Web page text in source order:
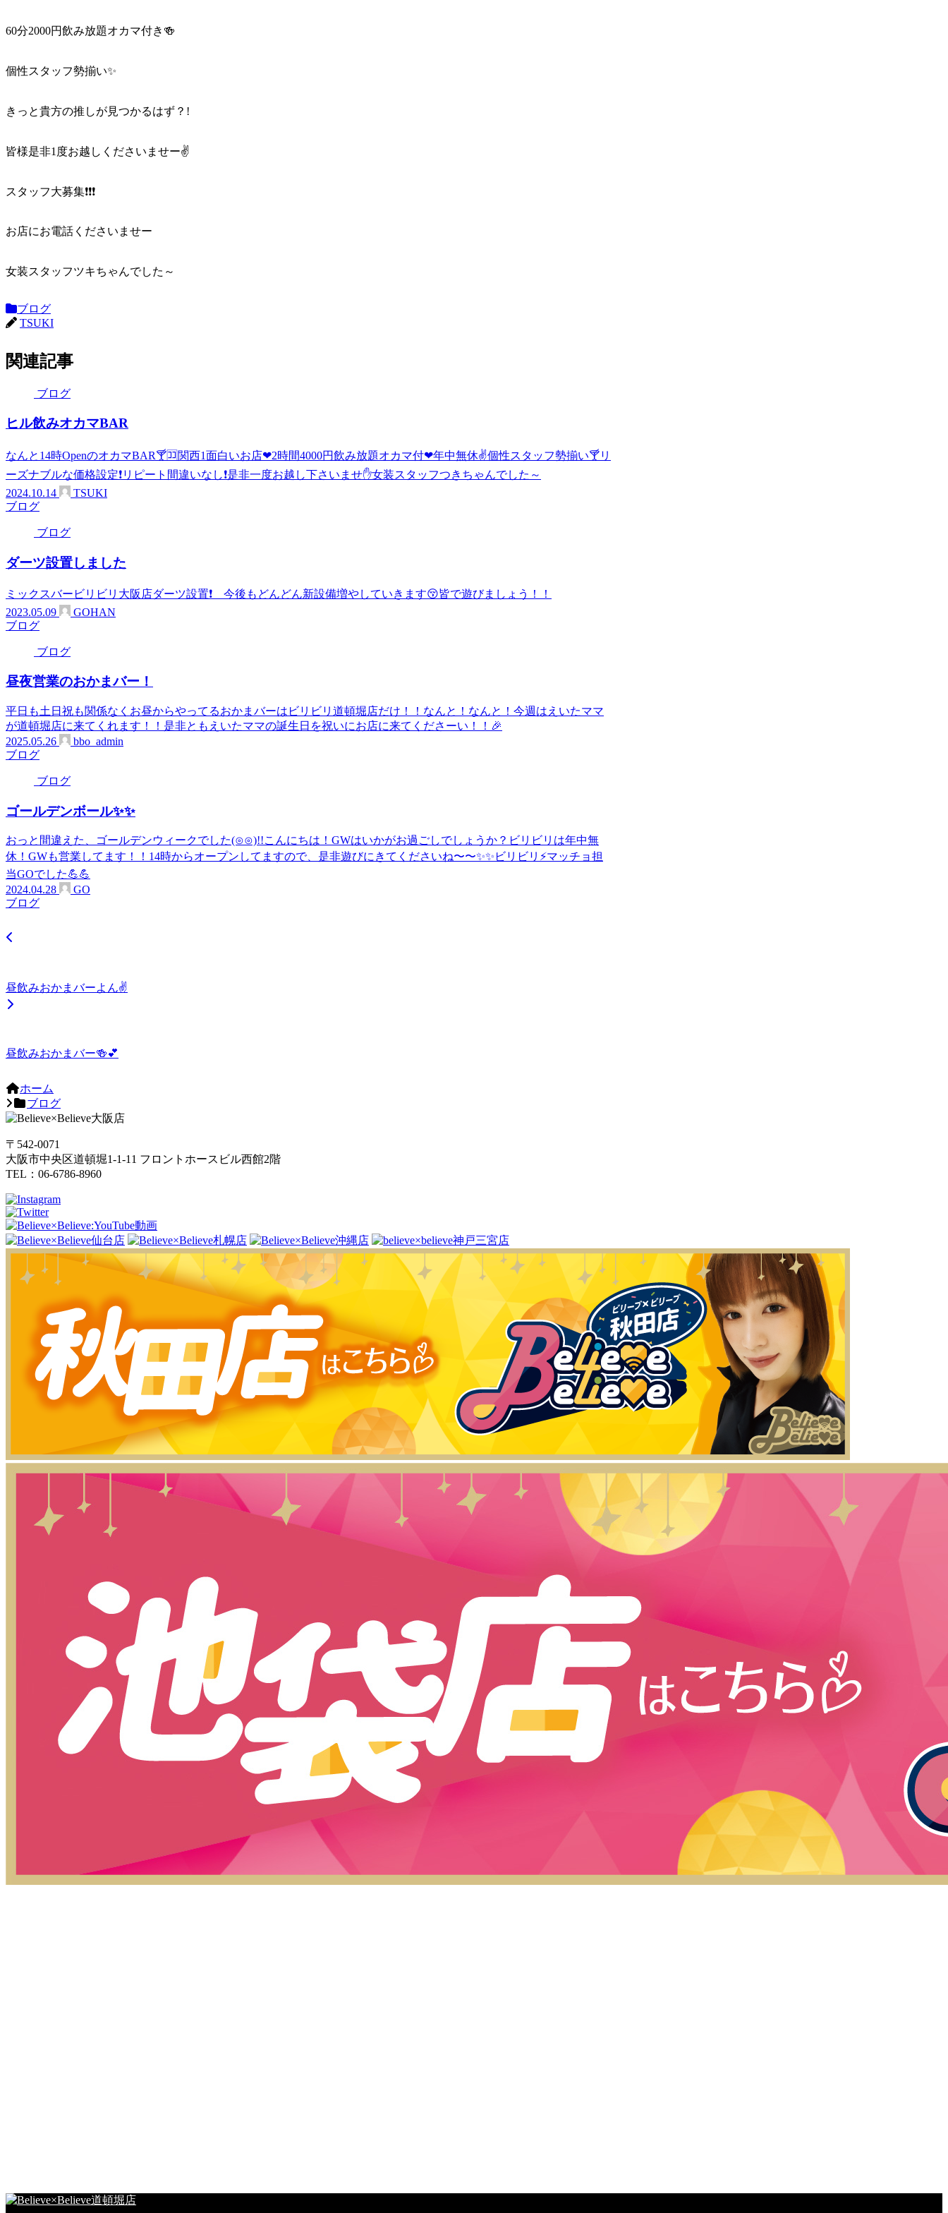
60分2000円飲み放題オカマ付き🍻
個性スタッフ勢揃い✨
きっと貴方の推しが見つかるはず？!
皆様是非1度お越しくださいませー✌
スタッフ大募集❗❗❗
お店にお電話くださいませー
女装スタッフツキちゃんでした～
ブログ
TSUKI
関連記事
ブログ
ヒル飲みオカマBAR
なんと14時OpenのオカマBAR🍸🈁関西1面白いお店❤2時間4000円飲み放題オカマ付❤年中無休✌個性スタッフ勢揃い🍸リ
ーズナブルな価格設定❗リピート間違いなし❗是非一度お越し下さいませ✋女装スタッフつきちゃんでした～
2024.10.14
TSUKI
ブログ
ブログ
ダーツ設置しました
ミックスバービリビリ大阪店ダーツ設置❗ 今後もどんどん新設備増やしていきます😚皆で遊びましょう！！
2023.05.09
GOHAN
ブログ
ブログ
昼夜営業のおかまバー！
平日も土日祝も関係なくお昼からやってるおかまバーはビリビリ道頓堀店だけ！！なんと！なんと！今週はえいたママ
が道頓堀店に来てくれます！！是非ともえいたママの誕生日を祝いにお店に来てくださーい！！🎉
2025.05.26
bbo_admin
ブログ
ブログ
ゴールデンボール✨✨
おっと間違えた、ゴールデンウィークでした(⊙⊙)!!こんにちは！GWはいかがお過ごしでしょうか？ビリビリは年中無
休！GWも営業してます！！14時からオープンしてますので、是非遊びにきてくださいね〜〜✨✨ビリビリ⚡️マッチョ担
当GOでした💪💪
2024.04.28
GO
ブログ
昼飲みおかまバーよん✌️
昼飲みおかまバー🍻︎💕︎︎
ホーム
ブログ
〒542-0071
大阪市中央区道頓堀1-1-11 フロントホースビル西館2階
TEL：06-6786-8960